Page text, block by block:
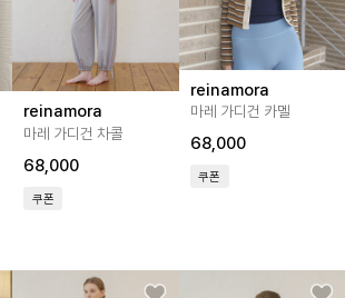
reinamora
마레 가디건 차콜
68,000
쿠폰
reinamora
마레 가디건 카멜
68,000
쿠폰